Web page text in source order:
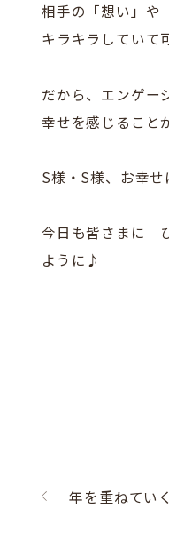
相手の「想い」や
キラキラしていて
だから、エンゲー
幸せを感じること
S様・S様、お幸せ
今日も皆さまに
ように♪